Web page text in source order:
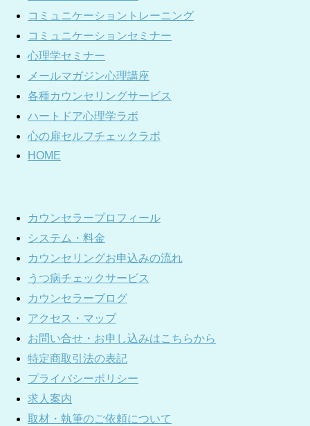
コミュニケーショントレーニング
コミュニケーションセミナー
心理学セミナー
メールマガジン心理講座
各種カウンセリングサービス
ハートドア心理学ラボ
心の扉セルフチェックラボ
HOME
カウンセラープロフィール
システム・料金
カウンセリングお申込みの流れ
うつ病チェックサービス
カウンセラーブログ
アクセス・マップ
お問い合せ・お申し込みはこちらから
特定商取引法の表記
プライバシーポリシー
求人案内
取材・執筆のご依頼について